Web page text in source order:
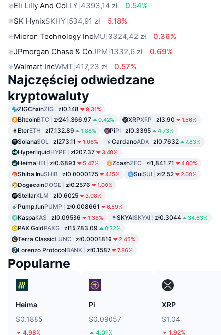
Eli Lilly And CoLLY 4393,14 zł
0.54%
SK HynixSKHY 534,91 zł
5.18%
Micron Technology IncMU 3324,42 zł
0.36%
JPmorgan Chase & CoJPM 1332,6 zł
0.69%
Walmart IncWMT 417,23 zł 0.57%
Najczęściej odwiedzane
kryptowaluty
ZIGChainZIG zł0.148 9.31%
BitcoinBTC zł241,366.97 0.42% XRPXRP zł3.90 1.56%
EterETH zł7,132.89 1.88% PiPI zł0.3395 4.73%
SolanaSOL zł273.11 1.06% CardanoADA zł0.7632 7.83%
HyperliquidHYPE zł207.37 3.40%
HeimaHEI zł0.6893 5.47% ZcashZEC zł1,841.71 4.80%
Shiba InuSHIB zł0.0000175 4.15% SuiSUI zł2.52 2.00%
DogecoinDOGE zł0.2576 1.00%
StellarXLM zł0.6025 3.08%
Pump.funPUMP zł0.008661 6.59%
KaspaKAS zł0.09536 1.38% SKYAISKYAI zł0.3044 34.63%
PAX GoldPAXG zł15,783.09 0.32%
Terra ClassicLUNC zł0.0001816 2.45%
Lorenzo ProtocolBANK zł0.1587 7.86%
Popularne
Heima
$0.1885
4.98%
Pi
$0.09057
4.01%
XRP
$1.04
1.92%